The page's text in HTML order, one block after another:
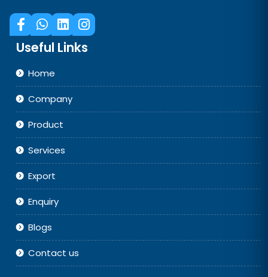
Useful Links
Home
Company
Product
Services
Export
Enquiry
Blogs
Contact us